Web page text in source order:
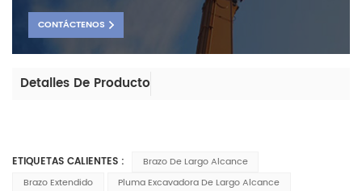
CONTÁCTENOS
Detalles De Producto
ETIQUETAS CALIENTES :
Brazo De Largo Alcance
Brazo Extendido
Pluma Excavadora De Largo Alcance